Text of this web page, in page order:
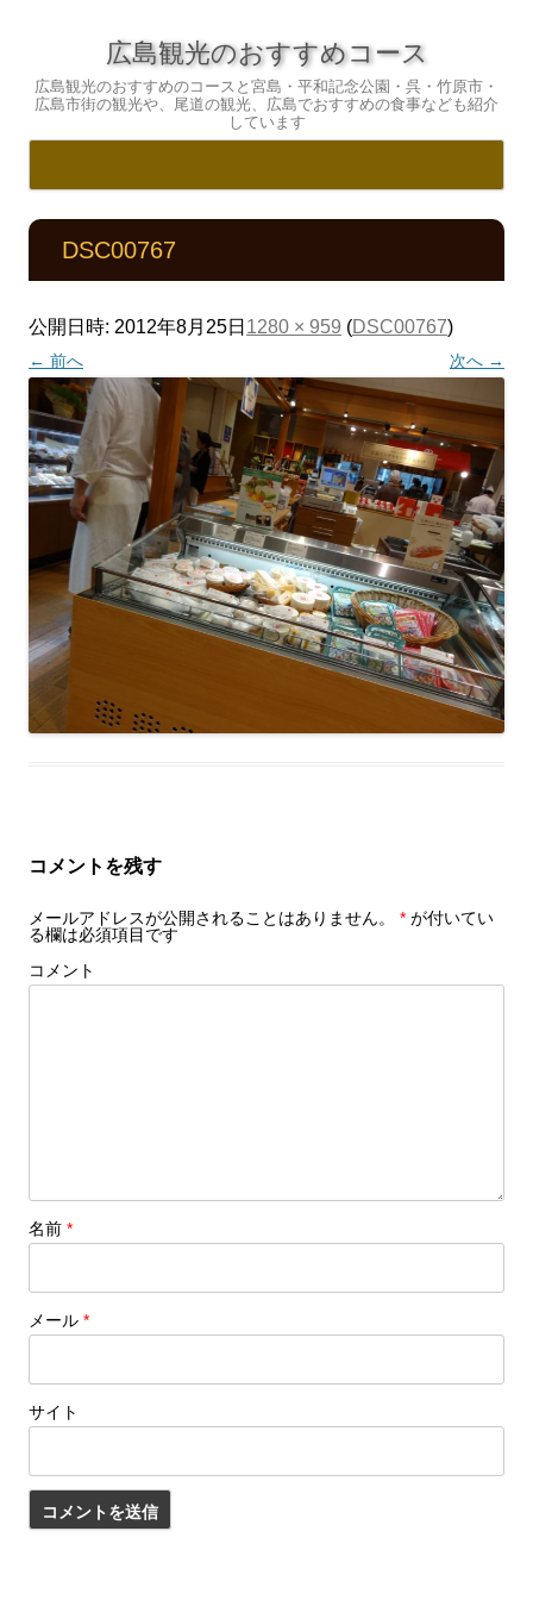
広島観光のおすすめコース
広島観光のおすすめのコースと宮島・平和記念公園・呉・竹原市・
広島市街の観光や、尾道の観光、広島でおすすめの食事なども紹介
しています
ン
へ
キ
ッ
DSC00767
公開日時: 2012年8月25日 1280 × 959 (DSC00767)
← 前へ 次へ →
コメントを残す
メールアドレスが公開されることはありません。 * が付いてい
る欄は必須項目です
コメント
名前 *
メール *
サイト